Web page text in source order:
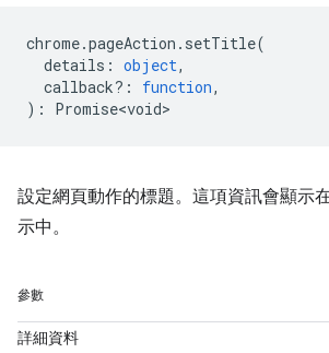
chrome.pageAction . setTitle(
details : object,
callback? : function,
) : Promise<void>
設定網頁動作的標題。這項資訊會顯示
示中。
參數
詳細資料